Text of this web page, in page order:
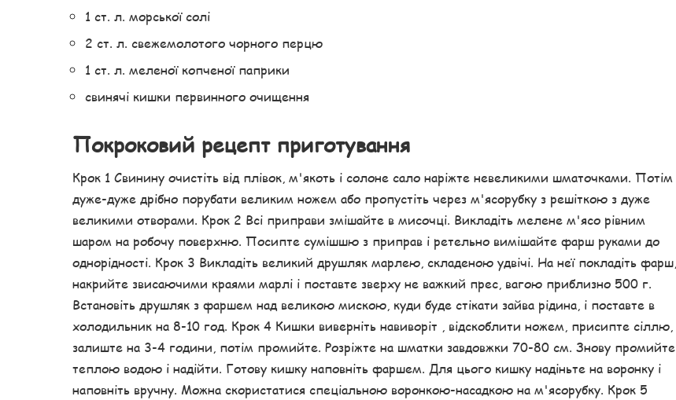
1 ст. л. морської солі
2 ст. л. свежемолотого чорного перцю
1 ст. л. меленої копченої паприки
свинячі кишки первинного очищення
Покроковий рецепт приготування
Крок 1 Свинину очистіть від плівок, м'якоть і солоне сало наріжте невеликими шматочками. Потім
дуже-дуже дрібно порубати великим ножем або пропустіть через м'ясорубку з решіткою з дуже
великими отворами. Крок 2 Всі приправи змішайте в мисочці. Викладіть мелене м'ясо рівним
шаром на робочу поверхню. Посипте сумішшю з приправ і ретельно вимішайте фарш руками до
однорідності. Крок 3 Викладіть великий друшляк марлею, складеною удвічі. На неї покладіть фарш,
накрийте звисаючими краями марлі і поставте зверху не важкий прес, вагою приблизно 500 г.
Встановіть друшляк з фаршем над великою мискою, куди буде стікати зайва рідина, і поставте в
холодильник на 8-10 год. Крок 4 Кишки виверніть навиворіт , відскоблити ножем, присипте сіллю,
залиште на 3-4 години, потім промийте. Розріжте на шматки завдовжки 70-80 см. Знову промийте
теплою водою і надійти. Готову кишку наповніть фаршем. Для цього кишку надіньте на воронку і
наповніть вручну. Можна скористатися спеціальною воронкою-насадкою на м'ясорубку. Крок 5